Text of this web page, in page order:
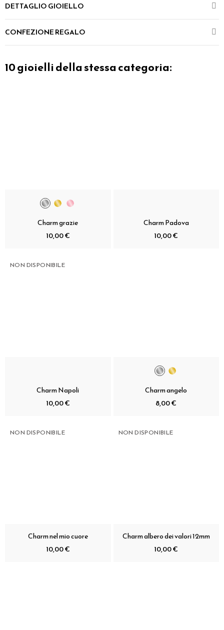
DETTAGLIO GIOIELLO
CONFEZIONE REGALO
10 gioielli della stessa categoria:
Charm grazie
10,00 €
Charm Padova
10,00 €
NON DISPONIBILE
Charm Napoli
10,00 €
Charm angelo
8,00 €
NON DISPONIBILE
Charm nel mio cuore
10,00 €
NON DISPONIBILE
Charm albero dei valori 12mm
10,00 €